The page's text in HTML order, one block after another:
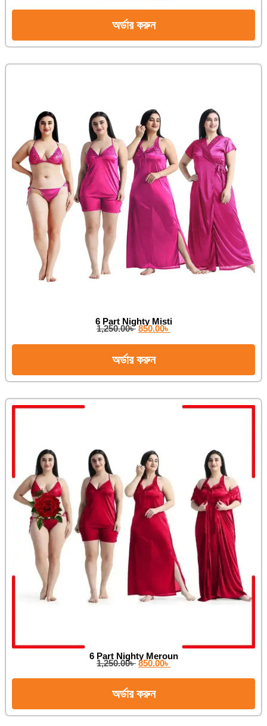
অর্ডার করুন
6 Part Nighty Misti
1,250.00৳ 850.00৳
অর্ডার করুন
6 Part Nighty Meroun
1,250.00৳ 850.00৳
অর্ডার করুন